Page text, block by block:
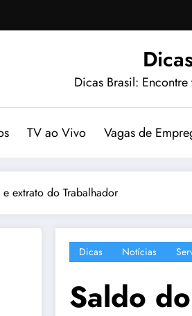
Dicas Brasil:
TV ao Vivo Vagas de
extrato do Trabalhador
Dicas Notícias
Saldo